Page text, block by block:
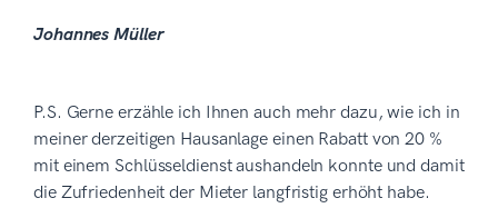
Johannes Müller
P.S. Gerne erzähle ich Ihnen auch mehr dazu, wie ich in
meiner derzeitigen Hausanlage einen Rabatt von 20 %
mit einem Schlüsseldienst aushandeln konnte und damit
die Zufriedenheit der Mieter langfristig erhöht habe.